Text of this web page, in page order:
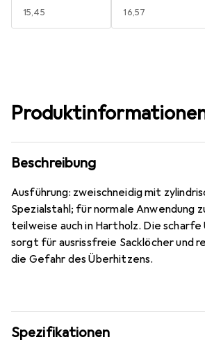
EUR
15,45 EUR
16,57
Beschreibung
Ausführung: zweischneidig mit
Spezialstahl; für normale Anwendung
teilweise auch in Hartholz. Die scharfe
sorgt für ausrissfreie Sacklöcher und
die Gefahr des Überhitzens.
Spezifikationen